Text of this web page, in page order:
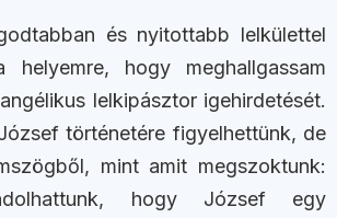
és nyitottabb lelkülettel
helyemre, hogy meghallgassam
lelkipásztor igehirdetését.
történetére figyelhettünk, de
mint amit megszoktunk:
hogy József egy